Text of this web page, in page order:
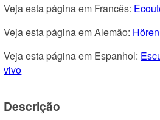
Veja esta página em Francês:
Veja esta página em Alemão:
Veja esta página em Espanhol:
vivo
Descrição